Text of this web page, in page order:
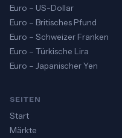
Euro – US-Dollar
Euro – Britisches Pfund
Euro – Schweizer Franken
Euro – Türkische Lira
Euro – Japanischer Yen
SEITEN
Start
Märkte